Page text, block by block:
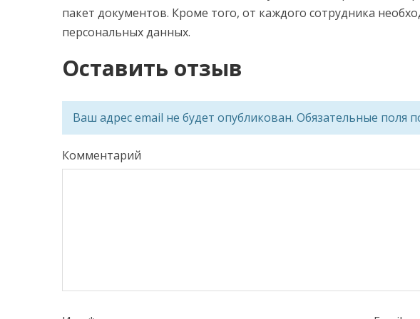
пакет документов. Кроме того, от каждого сотрудника
персональных данных.
Оставить отзыв
Ваш адрес email не будет опубликован. Обязательные поля
Комментарий